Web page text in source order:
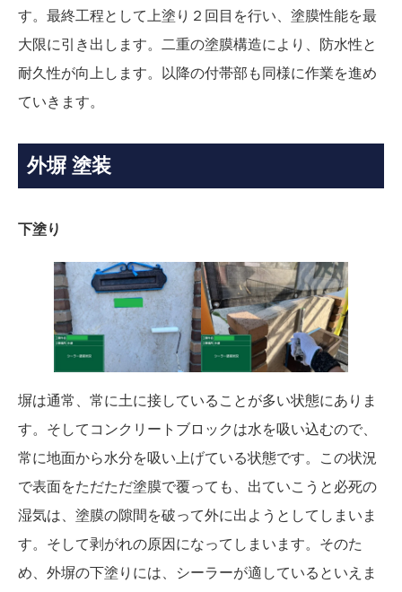
す。最終工程として上塗り２回目を行い、塗膜性能を最
大限に引き出します。二重の塗膜構造により、防水性と
耐久性が向上します。以降の付帯部も同様に作業を進め
ていきます。
外塀 塗装
下塗り
塀は通常、常に土に接していることが多い状態にありま
す。そしてコンクリートブロックは水を吸い込むので、
常に地面から水分を吸い上げている状態です。この状況
で表面をただただ塗膜で覆っても、出ていこうと必死の
湿気は、塗膜の隙間を破って外に出ようとしてしまいま
す。そして剥がれの原因になってしまいます。そのた
め、外塀の下塗りには、シーラーが適しているといえま